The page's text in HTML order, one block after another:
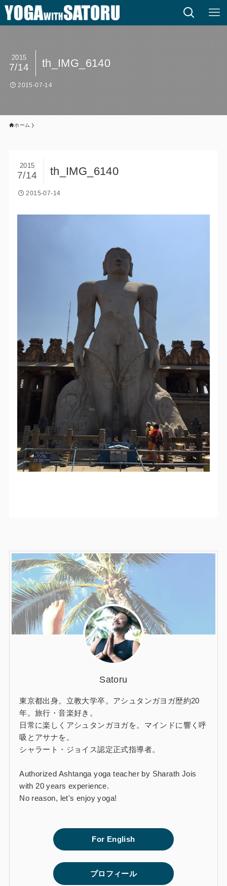
th_IMG_6140
2015
7/14
2015-07-14
ホーム
th_IMG_6140
2015
7/14
2015-07-14
Satoru
東京都出身。立教大学卒。アシュタンガヨガ歴約20
年。旅行・音楽好き。
日常に楽しくアシュタンガヨガを。マインドに響く呼
吸とアサナを。
シャラート・ジョイス認定正式指導者。
Authorized Ashtanga yoga teacher by Sharath Jois
with 20 years experience.
No reason, let's enjoy yoga!
For English
プロフィール